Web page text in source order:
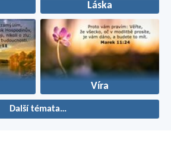
Láska
Víra
Další témata…